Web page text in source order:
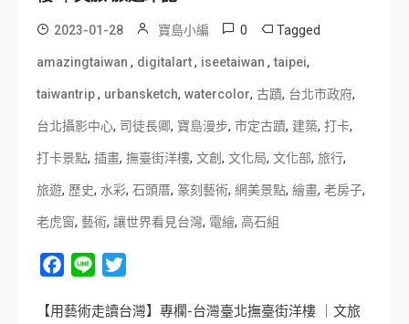
2023-01-28 寶島小編 0 Tagged
amazingtaiwan , digitalart, iseetaiwan ,taipei,
taiwantrip, urbansketch, watercolor, 古蹟, 台北市政府,
台北攝影中心, 司徒長卿, 寶島漫步, 市定古蹟, 建築, 打卡,
打卡景點, 插畫, 撫臺街洋樓, 文創 , 文化局, 文化部, 旅行,
旅遊, 歷史, 水彩, 石頭厝, 篆刻藝術, 網美景點, 繪畫, 老房子,
老虎窗, 藝術, 讓世界看見台灣, 電繪, 高石組
Facebook
Line
【用藝術走讀台灣】專欄-台灣臺北撫臺街洋樓 ｜文旅